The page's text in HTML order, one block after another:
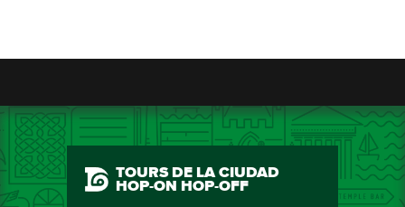
TOURS DE LA CIUDAD
HOP-ON HOP-OFF